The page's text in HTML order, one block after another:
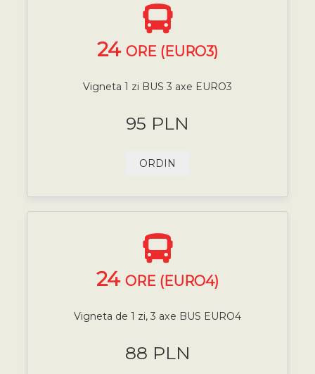
24 ORE (EURO3)
Vigneta 1 zi BUS 3 axe EURO3
95 PLN
ORDIN
24 ORE (EURO4)
Vigneta de 1 zi, 3 axe BUS EURO4
88 PLN